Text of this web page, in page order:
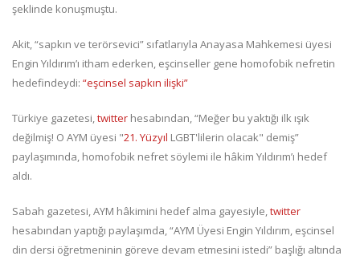
şeklinde konuşmuştu.
Akit, “sapkın ve terörsevici” sıfatlarıyla Anayasa Mahkemesi üyesi
Engin Yıldırım’ı itham ederken, eşcinseller gene homofobik nefretin
hedefindeydi: “eşcinsel sapkın ilişki”
Türkiye gazetesi,twitter hesabından, “Meğer bu yaktığı ilk ışık
değilmiş! O AYM üyesi "21. Yüzyıl LGBT'lilerin olacak" demiş”
paylaşımında, homofobik nefret söylemi ile hâkim Yıldırım’ı hedef
aldı.
Sabah gazetesi, AYM hâkimini hedef alma gayesiyle,twitter
hesabından yaptığı paylaşımda, “AYM Üyesi Engin Yıldırım, eşcinsel
din dersi öğretmeninin göreve devam etmesini istedi” başlığı altında